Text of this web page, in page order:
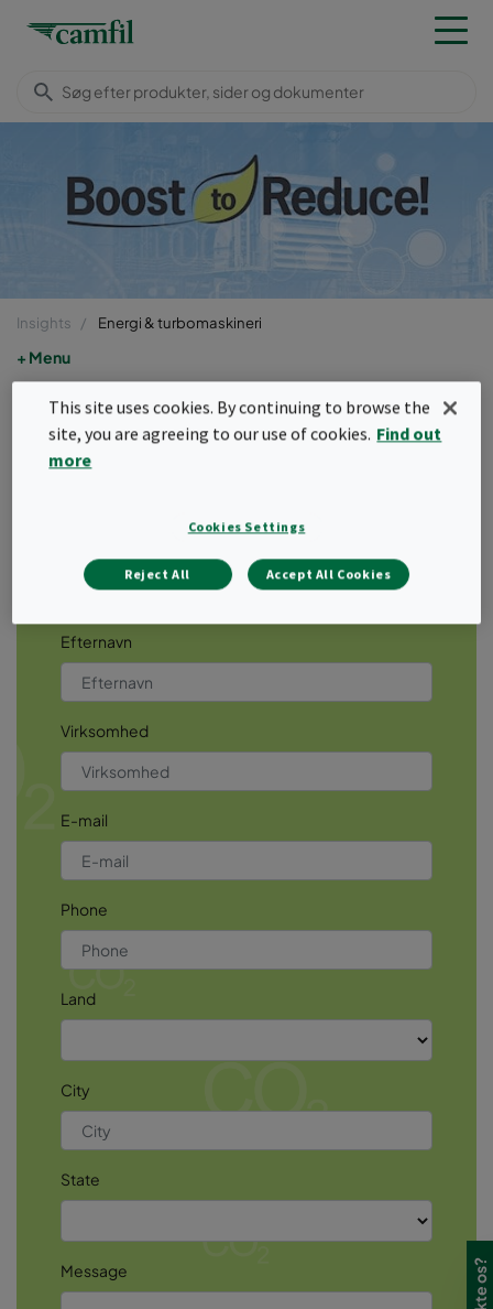
Insights Energi & turbomaskineri
Menu
CO2 Contact
Efternavn
Virksomhed
E-mail
Phone
Land
City
State
Message
This site uses cookies. By continuing to browse the
site, you are agreeing to our use of cookies. Find out
more
Cookies Settings
Reject All Accept All Cookies